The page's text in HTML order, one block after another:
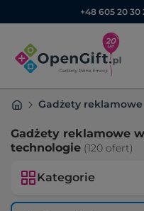
+48 605 20 30
Gadżety reklamowe
Gadżety reklamowe
technologie (120 ofert)
Kategorie